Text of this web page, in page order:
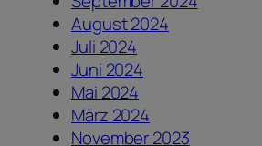
August 2024
Juli 2024
Juni 2024
Mai 2024
März 2024
November 2023